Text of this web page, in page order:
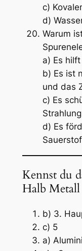
c)
d)
Warum
a) Es
b) Es ist
und das
c) Es
d) Es
Kennst du
Halb
b) 3.
c) 5
a)